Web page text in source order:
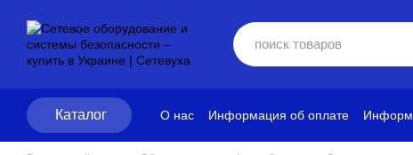
Каталог О нас Информация об оплате